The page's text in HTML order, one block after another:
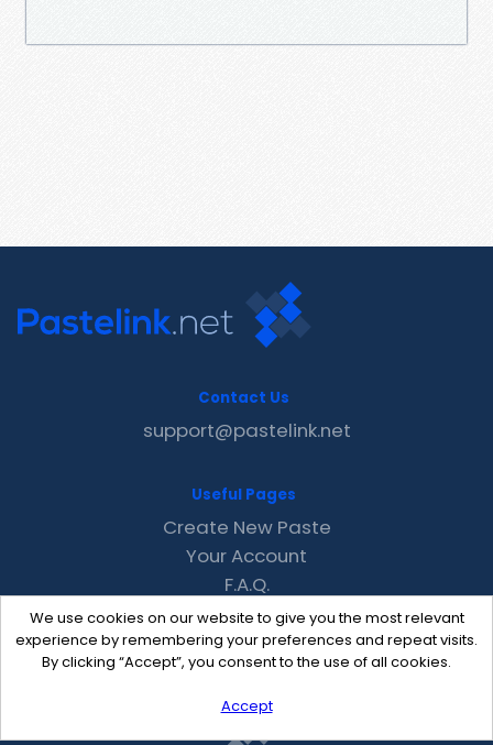
We use cookies on our website to give you the most relevant
experience by remembering your preferences and repeat visits.
By clicking “Accept”, you consent to the use of all cookies.
Accept
Contact Us
support@pastelink.net
Useful Pages
Create New Paste
Your Account
F.A.Q.
Recent
Contact